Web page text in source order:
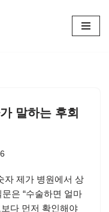
말하는 후회
자 제가 병원에서 상
은 “수술하면 얼마
다 먼저 확인해야